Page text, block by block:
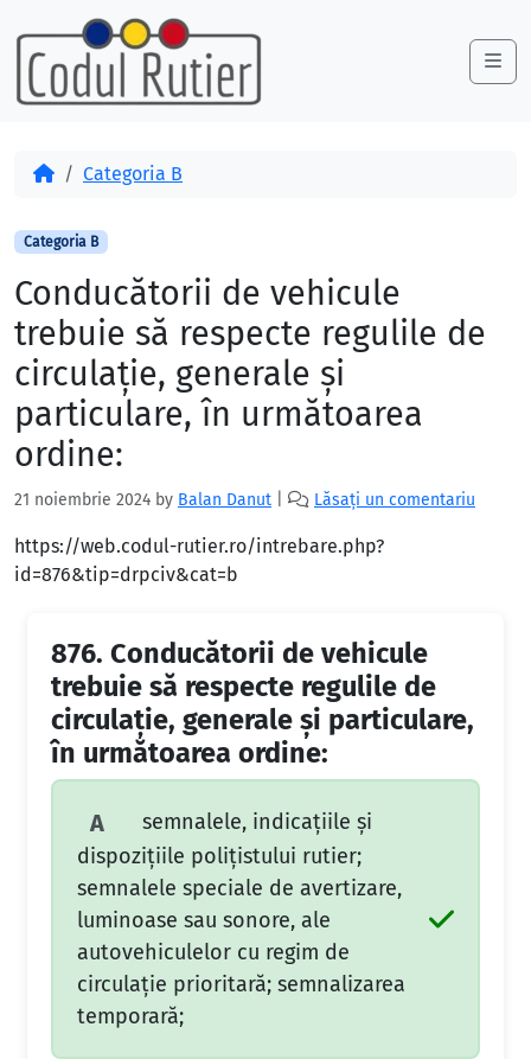
Skip to content
Skip to footer
AcasăCategoria B
Categoria B
Conducătorii de vehicule
trebuie să respecte regulile de
circulaţie, generale şi
particulare, în următoarea
ordine:
21 noiembrie 2024 by Balan Danut Lăsați un comentariu
https://web.codul-rutier.ro/intrebare.php?
id=876&tip=drpciv&cat=b
876. Conducătorii de vehicule
trebuie să respecte regulile de
circulaţie, generale şi particulare,
în următoarea ordine:
A
semnalele, indicaţiile şi
dispoziţiile poliţistului rutier;
semnalele speciale de avertizare,
luminoase sau sonore, ale
autovehiculelor cu regim de
circulaţie prioritară; semnalizarea
temporară;